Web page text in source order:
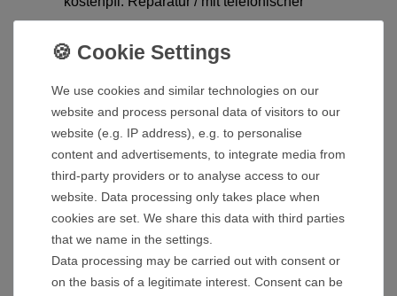
Rückmeldung)
Reparatur mit Kostenfreigabe (Betrag bitte
Reparatur im Rahmen der Gewährleistung
Reparatur im Rahmen der Garantie
KOSTENFREIGABE BIS XXX,-€
I hereby confirm that I have read thePrivacy
policy.*
We use cookies and similar technologies on our
website and process personal data of visitors to our
website (e.g. IP address), e.g. to personalise
content and advertisements, to integrate media from
third-party providers or to analyse access to our
website. Data processing only takes place when
cookies are set. We share this data with third parties
that we name in the settings.
Data processing may be carried out with consent or
on the basis of a legitimate interest. Consent can be